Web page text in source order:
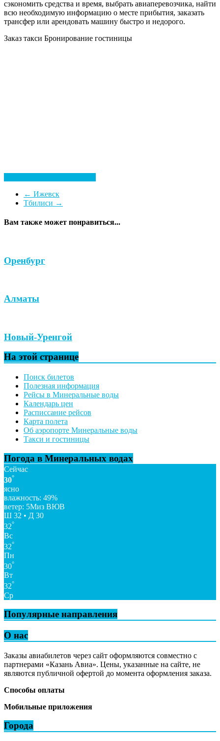
сэкономить средства и время, выбрать авиаперевозчика, найти
всю необходимую информацию о месте прибытия, заказать
трансфер или арендовать машину быстро и недорого.
Заказ такси Бронирование гостиницы
← Ижевск
Тбилиси →
Вам также может понравиться...
Оренбург
Алматы
Новый-Уренгой
На этой странице
Поиск билетов
Полезная информация
Рейсы в Минеральные воды
Календарь цен
Расписсание рейсов
Карта полета
Об аэропорте Минеральные воды
Такси и гостиницы
Погода в Минеральных водах
Сейчас
30°
ясно
влажность: 49%
ветер: 5Миз ВЮВ
Ш 32 • Д 30
32°
Вс
32°
Пн
30°
Вт
32°
Ср
Популярные направления
О нас
Заказы авиабилетов через сайт оформляются совместно с
партнерами «Казань Авиа». Цены, указанные на сайте, не
являются публичной офертой до момента оформления заказа.
Способы оплаты
Мобильные приложения
Города